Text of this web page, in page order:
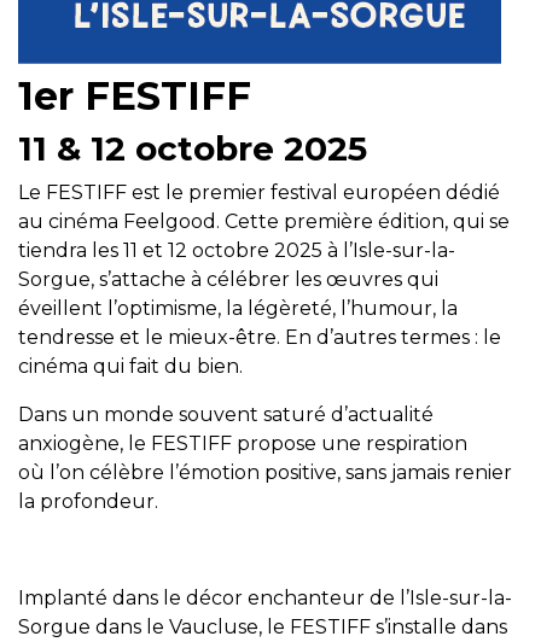
1er FESTIFF
11 & 12 octobre 2025
Le FESTIFF est le premier festival européen dédié
au cinéma Feelgood. Cette première édition, qui se
tiendra les 11 et 12 octobre 2025 à l’Isle-sur-la-
Sorgue, s’attache à célébrer les œuvres qui
éveillent l’optimisme, la légèreté, l’humour, la
tendresse et le mieux-être. En d’autres termes : le
cinéma qui fait du bien.
Dans un monde souvent saturé d’actualité
anxiogène, le FESTIFF propose une respiration
où l’on célèbre l’émotion positive, sans jamais renier
la profondeur.
Implanté dans le décor enchanteur de l’Isle-sur-la-
Sorgue dans le Vaucluse, le FESTIFF s’installe dans